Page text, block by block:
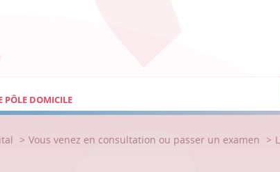
PÔLE DOMICILE
Vous venez en consultation ou passer un examen